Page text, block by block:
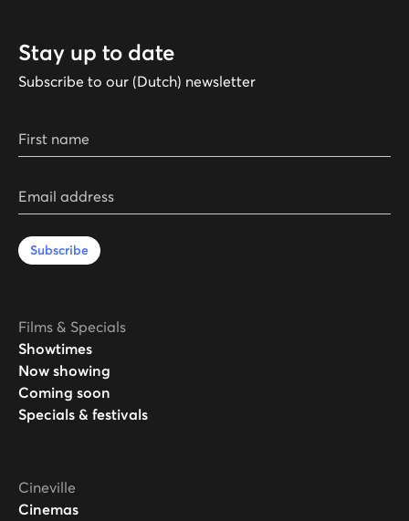
Stay up to date
Subscribe to our (Dutch) newsletter
First name
Email address
Subscribe
Films & Specials
Showtimes
Now showing
Coming soon
Specials & festivals
Cineville
Cinemas